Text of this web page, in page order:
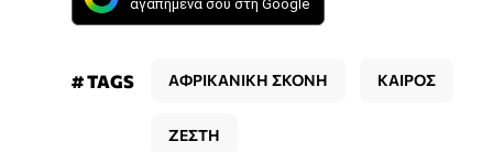
αγαπημένα σου στη Google
# TAGS ΑΦΡΙΚΑΝΙΚΗ ΣΚΟΝΗ ΚΑΙΡΟΣ
ΖΕΣΤΗ